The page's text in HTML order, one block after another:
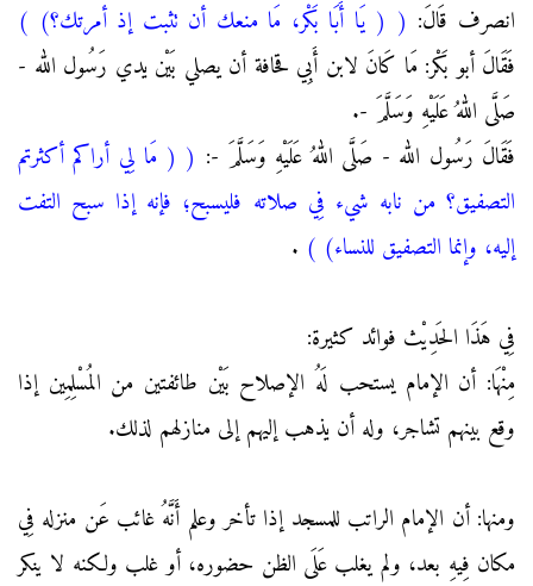
انصرف قَالَ: ( ( يَا أَبَا بَكْر، مَا منعك أن تثبت إذ أمرتك؟) )
فَقَالَ أبو بَكْر: مَا كَانَ لابن أَبِي قحافة أن يصلي بَيْن يدي رَسُول الله -
صَلَّى اللهُ عَلَيْهِ وَسَلَّمَ -.
فَقَالَ رَسُول الله - صَلَّى اللهُ عَلَيْهِ وَسَلَّمَ -: ( ( مَا لِي أراكم أكثرتم
التصفيق؟ من نابه شيء فِي صلاته فليسبح؛ فإنه إذا سبح التفت
إليه، وإنما التصفيق للنساء) )
.
فِي هَذَا الحَدِيْث فوائد كثيرة:
مِنْهَا: أن الإمام يستحب لَهُ الإصلاح بَيْن طائفتين من المُسْلِمِين إذا
وقع بينهم تشاجر، وله أن يذهب إليهم إلى منازلهم لذلك.
ومنها: أن الإمام الراتب للمسجد إذا تأخر وعلم أَنَّهُ غائب عَن منزله فِي
مكان فِيهِ بعد، ولم يغلب عَلَى الظن حضوره، أو غلب ولكنه لا ينكر